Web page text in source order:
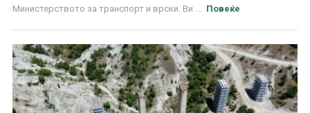
Министерството за транспорт и врски. Ви ...
Повеќе